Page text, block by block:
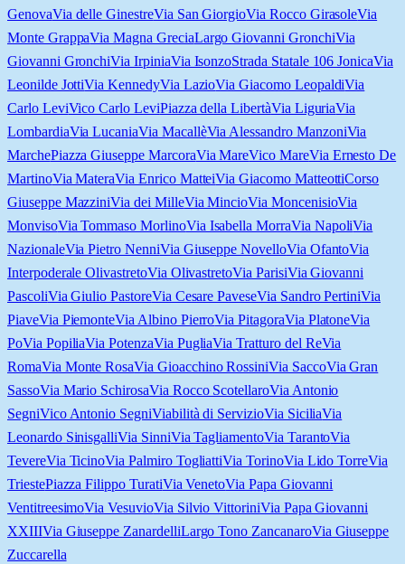
GenovaVia delle GinestreVia San GiorgioVia Rocco GirasoleVia
Monte GrappaVia Magna GreciaLargo Giovanni GronchiVia
Giovanni GronchiVia IrpiniaVia IsonzoStrada Statale 106 JonicaVia
Leonilde JottiVia KennedyVia LazioVia Giacomo LeopaldiVia
Carlo LeviVico Carlo LeviPiazza della LibertàVia LiguriaVia
LombardiaVia LucaniaVia MacallèVia Alessandro ManzoniVia
MarchePiazza Giuseppe MarcoraVia MareVico MareVia Ernesto De
MartinoVia MateraVia Enrico MatteiVia Giacomo MatteottiCorso
Giuseppe MazziniVia dei MilleVia MincioVia MoncenisioVia
MonvisoVia Tommaso MorlinoVia Isabella MorraVia NapoliVia
NazionaleVia Pietro NenniVia Giuseppe NovelloVia OfantoVia
Interpoderale OlivastretoVia OlivastretoVia ParisiVia Giovanni
PascoliVia Giulio PastoreVia Cesare PaveseVia Sandro PertiniVia
PiaveVia PiemonteVia Albino PierroVia PitagoraVia PlatoneVia
PoVia PopiliaVia PotenzaVia PugliaVia Tratturo del ReVia
RomaVia Monte RosaVia Gioacchino RossiniVia SaccoVia Gran
SassoVia Mario SchirosaVia Rocco ScotellaroVia Antonio
SegniVico Antonio SegniViabilità di ServizioVia SiciliaVia
Leonardo SinisgalliVia SinniVia TagliamentoVia TarantoVia
TevereVia TicinoVia Palmiro TogliattiVia TorinoVia Lido TorreVia
TriestePiazza Filippo TuratiVia VenetoVia Papa Giovanni
VentitreesimoVia VesuvioVia Silvio VittoriniVia Papa Giovanni
XXIIIVia Giuseppe ZanardelliLargo Tono ZancanaroVia Giuseppe
Zuccarella